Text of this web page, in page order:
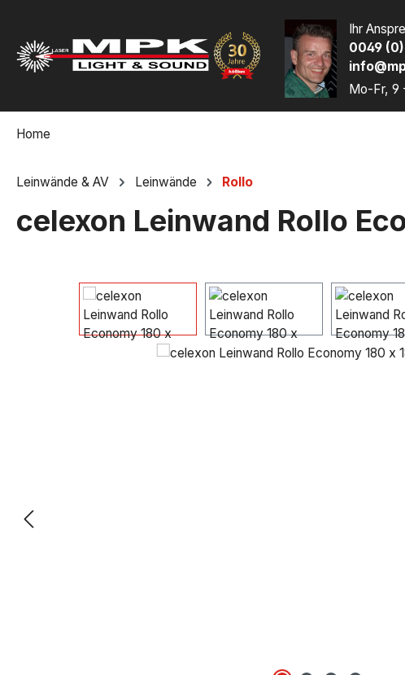
Ihr
0049
Mo-Fr, 9
Home
Leinwände & AV Leinwände Rollo
celexon Leinwand Rollo
Bildergalerie überspringen